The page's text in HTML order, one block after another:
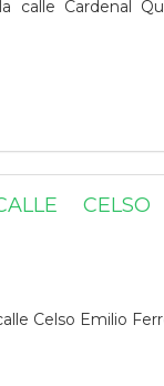
calle Cardenal
CELSO
Celso Emilio